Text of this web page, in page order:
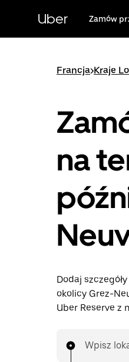
zawartości
Uber Zamów
Francja>Kraje
na
Dodaj
okolicy Grez-
Uber Reserve z
Wpisz